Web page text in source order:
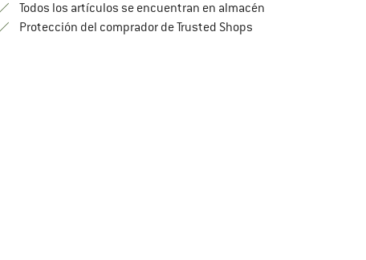
Todos los artículos se encuentran en almacén
Protección del comprador de Trusted Shops¡toda la información